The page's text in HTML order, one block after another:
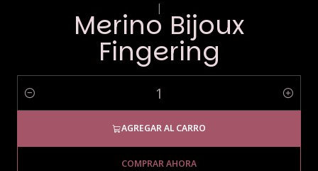
|
Merino Bijoux
Fingering
Cantidad
AGREGAR AL CARRO
COMPRAR AHORA